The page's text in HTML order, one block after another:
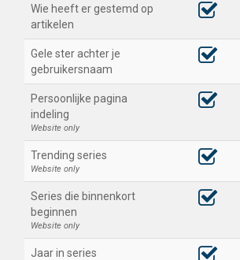
Wie heeft er gestemd op
artikelen
Gele ster achter je
gebruikersnaam
Persoonlijke pagina
indeling
Website only
Trending series
Website only
Series die binnenkort
beginnen
Website only
Jaar in series